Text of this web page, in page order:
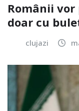
Românii
doar cu
clujazi